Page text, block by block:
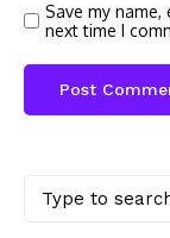
Save my
next time I